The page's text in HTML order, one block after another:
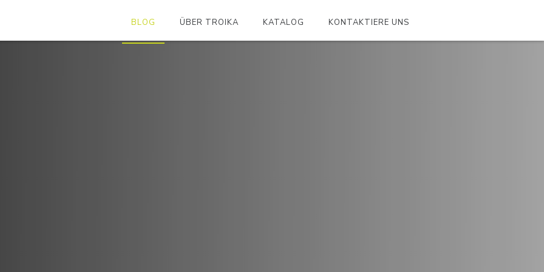
BLOG ÜBER TROIKA KATALOG KONTAKTIERE UNS